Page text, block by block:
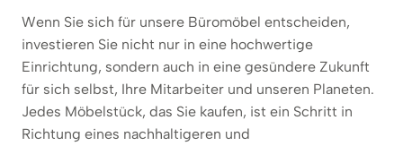
Wenn Sie sich für unsere Büromöbel entscheiden,
investieren Sie nicht nur in eine hochwertige
Einrichtung, sondern auch in eine gesündere Zukunft
für sich selbst, Ihre Mitarbeiter und unseren Planeten.
Jedes Möbelstück, das Sie kaufen, ist ein Schritt in
Richtung eines nachhaltigeren und